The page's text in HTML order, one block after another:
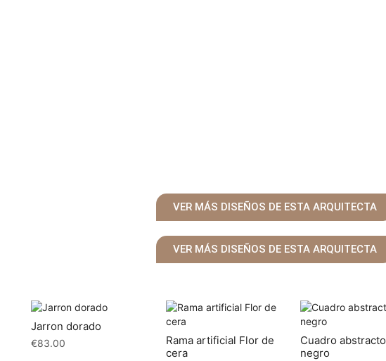
VER MÁS DISEÑOS DE ESTA ARQUITECTA
VER MÁS DISEÑOS DE ESTA ARQUITECTA
Jarron dorado
€83.00
Rama artificial Flor de
cera
Cuadro abstracto
negro